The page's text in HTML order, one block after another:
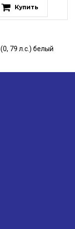
Купить
, 79 л.с.) белый